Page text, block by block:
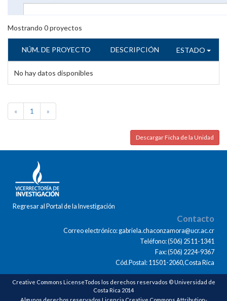
Mostrando 0proyectos
NÚM. DE PROYECTO DESCRIPCIÓN ESTADO
No hay datos disponibles
« 1 »
Descargar Ficha de la Unidad
Regresar al Portal de la Investigación
Contacto
Correo electrónico: gabriela.chaconzamora@ucr.ac.cr
Teléfono: (506) 2511-1341
Fax: (506) 2224-9367
Cód.Postal: 11501-2060,Costa Rica
Creative Commons LicenseTodos los derechos reservados © Universidad de
Costa Rica 2014